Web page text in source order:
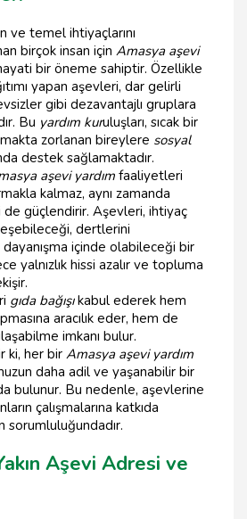
ve temel ihtiyaçlarını
birçok insan için Amasya aşevi
bir öneme sahiptir. Özellikle
yapan aşevleri, dar gelirli
gibi dezavantajlı gruplara
Bu yardım kuruluşları, sıcak bir
zorlanan bireylere sosyal
destek sağlamaktadır.
aşevi yardım faaliyetleri
kalmaz, aynı zamanda
de güçlendirir. Aşevleri, ihtiyaç
dertlerini
içinde olabileceği bir
yalnızlık hissi azalır ve topluma
gıda bağışıkabul ederek hem
aracılık eder, hem de
imkanı bulur.
ki, her bir Amasya aşevi yardım
daha adil ve yaşanabilir bir
bulunur. Bu nedenle, aşevlerine
çalışmalarına katkıda
sorumluluğundadır.
Aşevi Adresi ve